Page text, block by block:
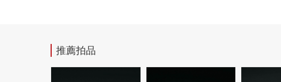
推薦拍品